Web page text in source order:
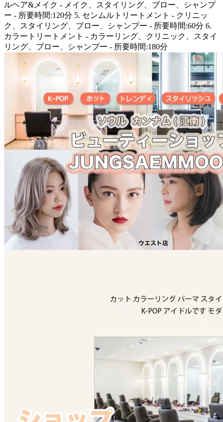
ルヘア&メイク - メイク、スタイリング、ブロー、シャンプ
ー - 所要時間:120分 5. センムルトリートメント - クリニッ
ク、スタイリング、ブロー、シャンプー - 所要時間:60分 6.
カラートリートメント - カラーリング、クリニック、スタイ
リング、ブロー、シャンプー - 所要時間:180分